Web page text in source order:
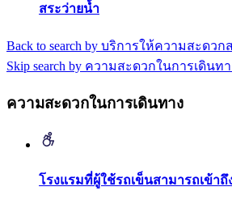
สระว่ายน้ำ
Back to search by บริการให้ความสะดวก
Skip search by ความสะดวกในการเดินทา
ความสะดวกในการเดินทาง
โรงแรมที่ผู้ใช้รถเข็นสามารถเข้าถึ